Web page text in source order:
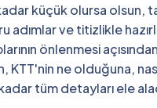
küçük olursa olsun,
adımlar ve titizlikle
önlenmesi
KTT'nin ne olduğuna,
tüm detayları ele